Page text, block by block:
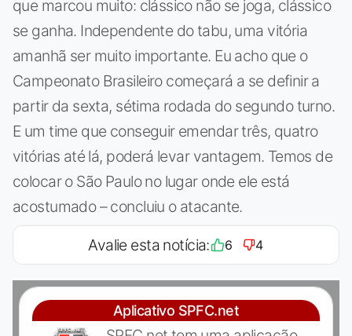
que marcou muito: clássico não se joga, clássico
se ganha. Independente do tabu, uma vitória
amanhã ser muito importante. Eu acho que o
Campeonato Brasileiro começará a se definir a
partir da sexta, sétima rodada do segundo turno.
E um time que conseguir emendar três, quatro
vitórias até lá, poderá levar vantagem. Temos de
colocar o São Paulo no lugar onde ele está
acostumado – concluiu o atacante.
Avalie esta notícia: 6 4
Aplicativo SPFC.net